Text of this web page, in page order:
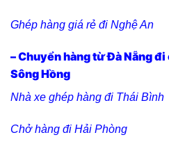
Ghép hàng giá rẻ đi Nghệ An
– Chuyển hàng từ Đà Nẵng
Sông Hồng
Nhà xe ghép hàng đi Thái Bình
Chở hàng đi Hải Phòng